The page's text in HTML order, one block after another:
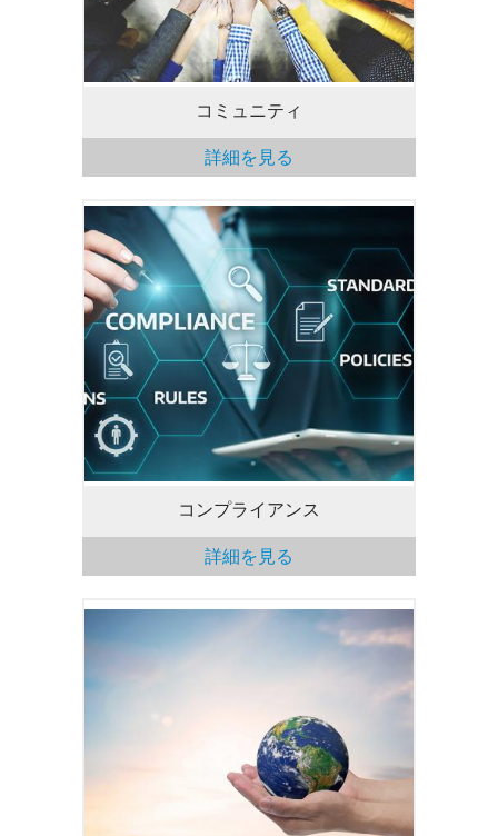
コミュニティ
詳細を見る
責任ある事業運営に対する
当社のコミットメントと、これを支持する
当社の方針を紹介します。
コンプライアンス
詳細を見る
環境にやさしく、健康的で、密接に連携し
たより高度な社会をすべての人に。